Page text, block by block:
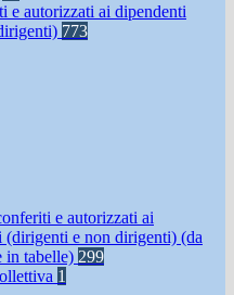
e autorizzati ai dipendenti
773
e autorizzati ai
(dirigenti e non dirigenti) (da
in tabelle) 299
1